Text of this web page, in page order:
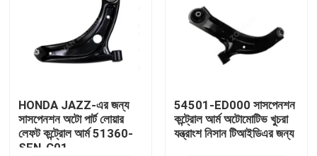
আমাদের সম্পর্কে
HONDA JAZZ-এর জন্য
সাসপেনশন অটো পার্ট লোয়ার
লেফট কন্ট্রোল আর্ম 51360-
SEN-C01
54501-ED000 সাসপেনশন
কন্ট্রোল আর্ম অটোমোটিভ খুচরা
যন্ত্রাংশ নিসান টিআইডিএর জন্য